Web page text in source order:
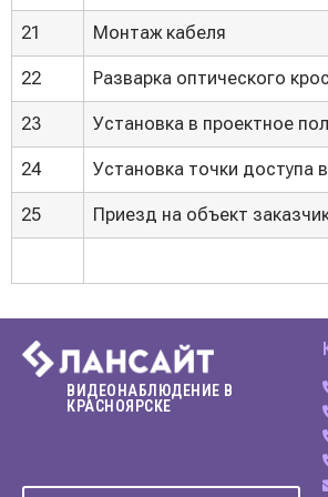
21 Монтаж кабеля
22 Разварка оптического
23 Установка в проектное
24 Установка точки доступа
25 Приезд на объект
ВИДЕОНАБЛЮДЕНИЕ В
КРАСНОЯРСКЕ